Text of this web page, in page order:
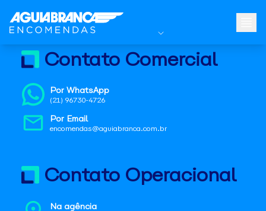
Contato Comercial
Por WhatsApp
(21) 96730-4726
Por Email
encomendas@aguiabranca.com.br
Contato Operacional
Na agência